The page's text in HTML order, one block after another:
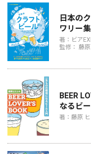
日本の
ワリー
著：ビア
監修： 藤
BEER
なるビ
著：藤原